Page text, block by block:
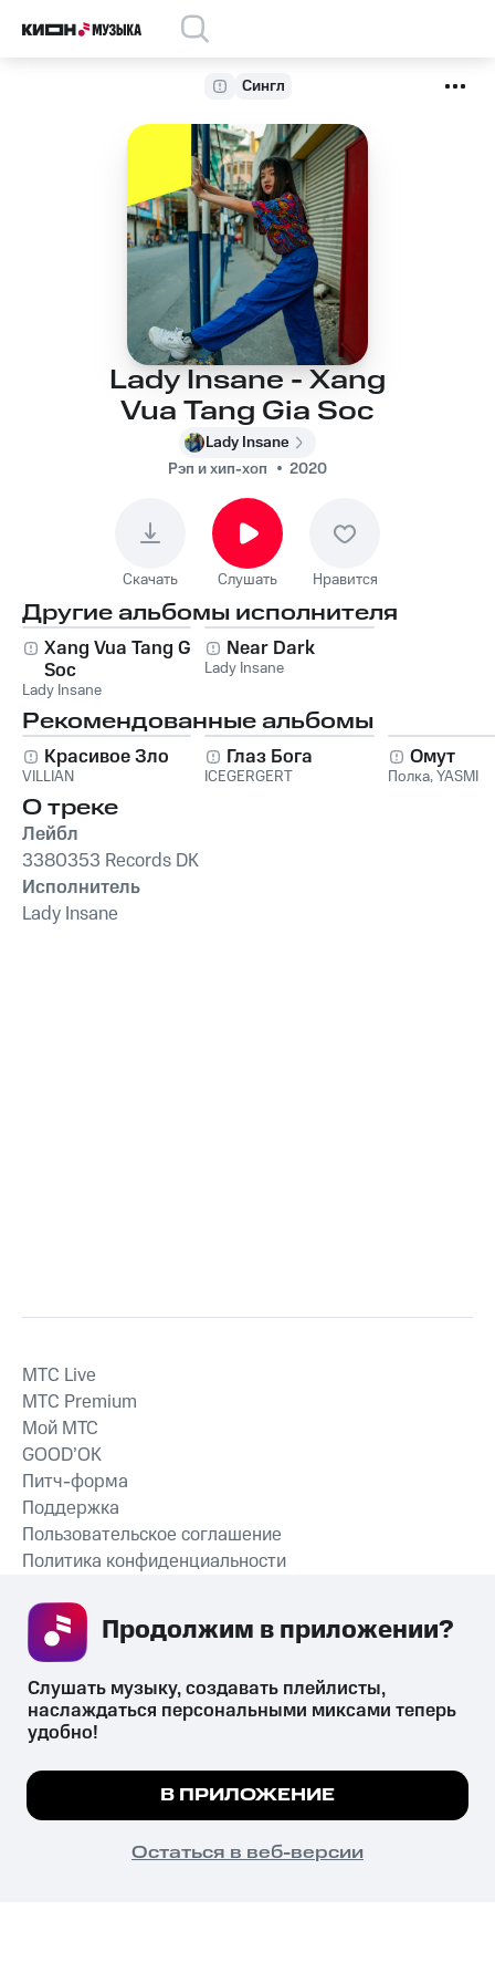
Сингл
Lady Insane - Xang
Vua Tang Gia Soc
Lady Insane
Рэп и хип-хоп
2020
Скачать Слушать Нравится
Другие альбомы исполнителя
Xang Vua Tang Gia
Soc
Lady Insane
Near Dark
Lady Insane
Рекомендованные альбомы
Красивое Зло
VILLIAN
Глаз Бога
ICEGERGERT
Омут
Полка,YASMI
О треке
Лейбл
3380353 Records DK
Исполнитель
Lady Insane
СКАЧАТЬ ПРИЛОЖЕНИЕ
MTС Live
MTС Premium
Мой МТС
GOOD’OK
Питч-форма
Поддержка
Пользовательское соглашение
Политика конфиденциальности
психотропных веществ, их аналогов причиняет вред здоровью,
их незаконный оборот запрещён и влечёт установленную
законодательством ответственность.
© 2026 ООО «КИОН».
Все права защищены
Мы используем куки, чтобы на сайте все
Подробнее
ПОНЯТНО
Слушать музыку, создавать плейлисты,
наслаждаться персональными миксами теперь
удобно!
В ПРИЛОЖЕНИЕ
Остаться в веб-версии